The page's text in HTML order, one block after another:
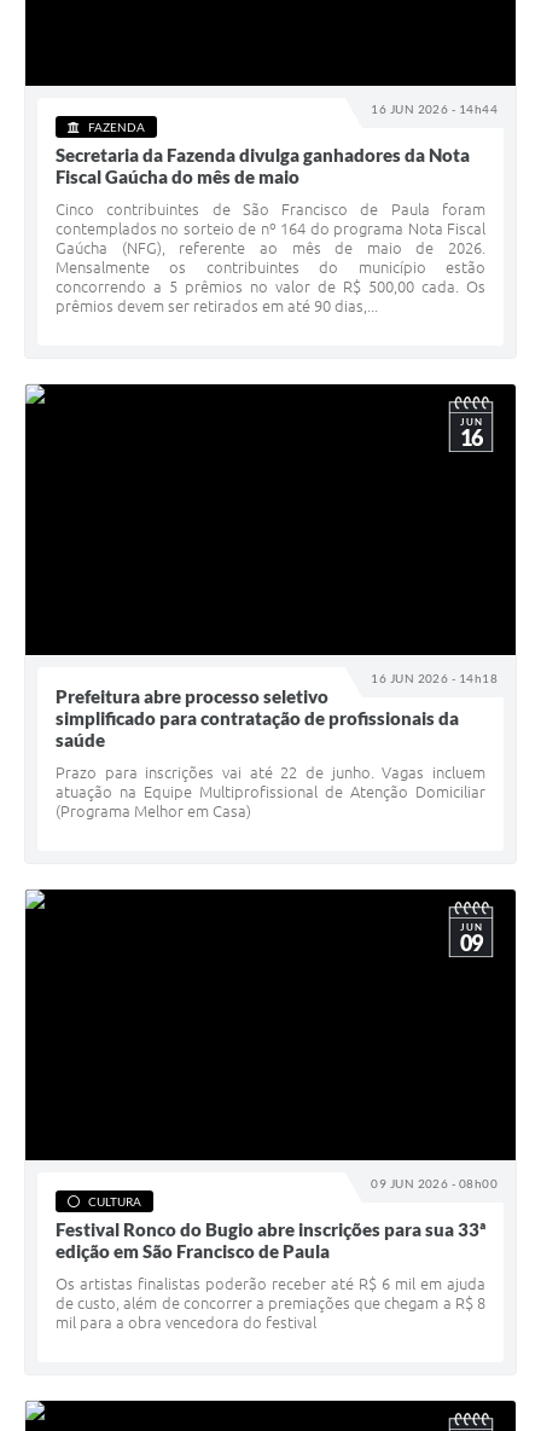
16 JUN 2026 - 14h44
FAZENDA
Secretaria da Fazenda divulga ganhadores da Nota
Fiscal Gaúcha do mês de maio
Cinco contribuintes de São Francisco de Paula foram
contemplados no sorteio de nº 164 do programa Nota Fiscal
Gaúcha (NFG), referente ao mês de maio de 2026.
Mensalmente os contribuintes do município estão
concorrendo a 5 prêmios no valor de R$ 500,00 cada. Os
prêmios devem ser retirados em até 90 dias,...
16 JUN 2026 - 14h18
JUN
16
Prefeitura abre processo seletivo
simplificado para contratação de profissionais da
saúde
Prazo para inscrições vai até 22 de junho. Vagas incluem
atuação na Equipe Multiprofissional de Atenção Domiciliar
(Programa Melhor em Casa)
09 JUN 2026 - 08h00
JUN
09
CULTURA
Festival Ronco do Bugio abre inscrições para sua 33ª
edição em São Francisco de Paula
Os artistas finalistas poderão receber até R$ 6 mil em ajuda
de custo, além de concorrer a premiações que chegam a R$ 8
mil para a obra vencedora do festival